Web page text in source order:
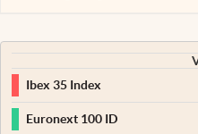
Ibex 35 Index
Euronext 100 ID